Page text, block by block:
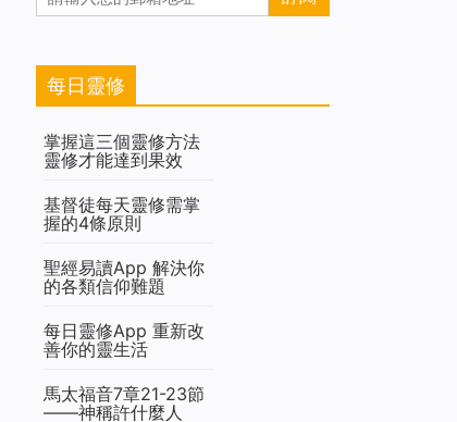
每日靈修
掌握這三個靈修方法
靈修才能達到果效
基督徒每天靈修需掌
握的4條原則
聖經易讀App 解決你
的各類信仰難題
每日靈修App 重新改
善你的靈生活
馬太福音7章21-23節
——神稱許什麼人